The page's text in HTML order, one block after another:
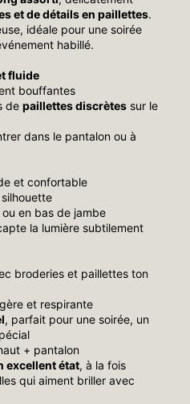
et de détails en paillettes.
idéale pour une soirée
habillé.
fluide
bouffantes
de paillettes discrètes sur le
dans le pantalon ou à
et confortable
en bas de jambe
la lumière subtilement
broderies et paillettes ton
et respirante
, parfait pour une soirée, un
+ pantalon
excellent état, à la fois
qui aiment briller avec